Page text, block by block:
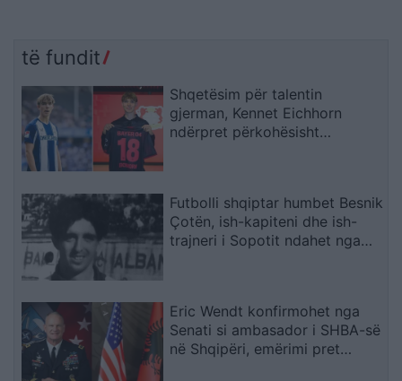
të fundit
Shqetësim për talentin
gjerman, Kennet Eichhorn
ndërpret përkohësisht
Futbolli shqiptar humbet Besnik
Çotën, ish-kapiteni dhe ish-
trajneri i Sopotit ndahet nga
Eric Wendt konfirmohet nga
Senati si ambasador i SHBA-së
në Shqipëri, emërimi pret